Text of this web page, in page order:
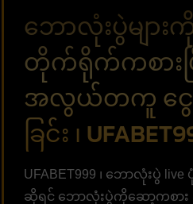
ဘောလုံးပွဲမျာ
တိုက်ရိုက်ကစားပြီ
အလွယ်တကူ ငွေ
ခြင်း ၊
UFABET999 ၊ ဘောလုံးပွဲ
ဆိုရင် ဘောလုံးပွဲကိုဆော့ကစာ